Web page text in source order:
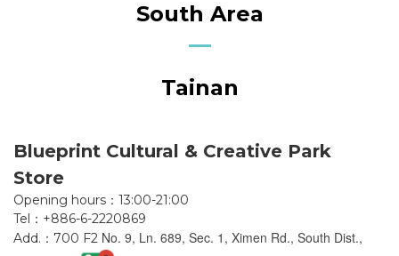
South Area
Tainan
Blueprint Cultural & Creative Park
Store
Opening hours：13:00-21:00
Tel：+886-6-2220869
Add.：700 F2 No. 9, Ln. 689, Sec. 1, Ximen Rd., South Dist.,